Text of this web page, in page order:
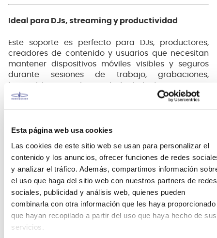
Esta página web usa cookies
Las cookies de este sitio web se usan para personalizar el
contenido y los anuncios, ofrecer funciones de redes
y analizar el tráfico. Además, compartimos información
el uso que haga del sitio web con nuestros partners de redes
sociales, publicidad y análisis web, quienes pueden
combinarla con otra información que les haya proporcionado
que hayan recopilado a partir del uso que haya hecho de sus
servicios.
Ideal para DJs, streaming y productividad
Este soporte es perfecto para DJs, productores,
creadores de contenido y usuarios que necesitan
mantener dispositivos móviles visibles y seguros
durante sesiones de trabajo, grabaciones,
transmisiones en vivo o entretenimiento.
Su estructura incorpora superficies antideslizantes
mantener tablets y smartphones firmemente
posicionados durante el uso.
Diseño portátil y resistente
El diseño plegable facilita el transporte y
almacenamiento, permitiendo llevarlo
cómodamente en mochilas, bolsos o estuches junto
a otros accesorios tecnológicos.